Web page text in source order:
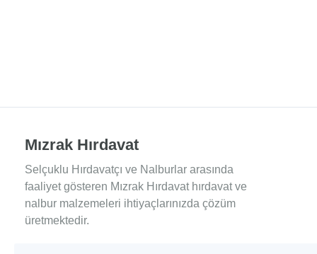
Mızrak Hırdavat
Selçuklu Hırdavatçı ve Nalburlar arasında
faaliyet gösteren Mızrak Hırdavat hırdavat ve
nalbur malzemeleri ihtiyaçlarınızda çözüm
üretmektedir.